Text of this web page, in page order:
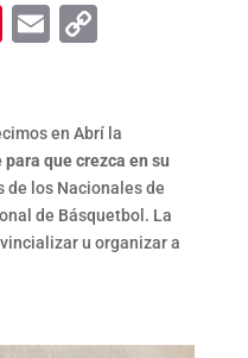
Pinterest
EmailCopy
en Abrí la
que crezca en su
de los Nacionales de
de Básquetbol. La
u organizar a